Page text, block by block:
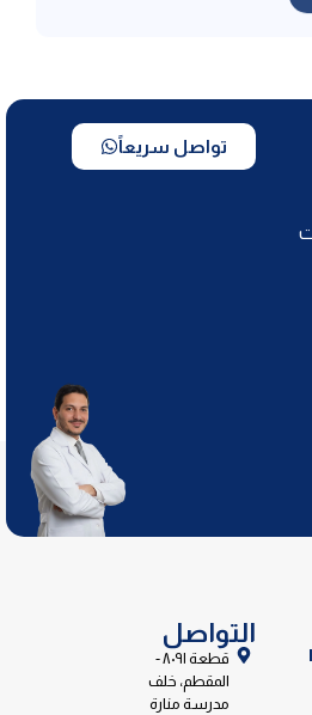
تواصل سريعاً
التواصل
قطعة ٨٠٩١ -
المقطم، خلف
مدرسة منارة